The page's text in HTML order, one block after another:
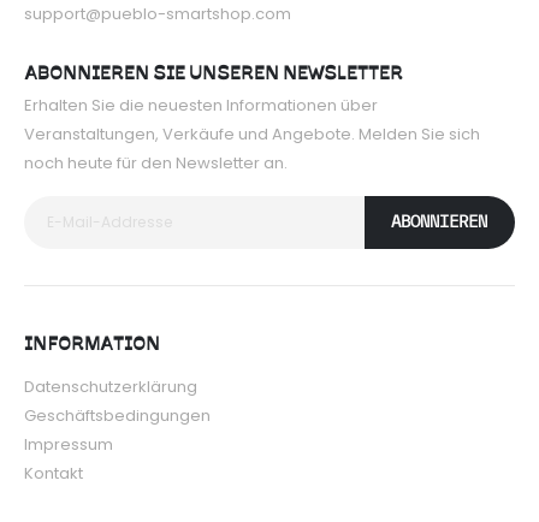
support@pueblo-smartshop.com
ABONNIEREN SIE UNSEREN NEWSLETTER
Erhalten Sie die neuesten Informationen über
Veranstaltungen, Verkäufe und Angebote. Melden Sie sich
noch heute für den Newsletter an.
ABONNIEREN
INFORMATION
Datenschutzerklärung
Geschäftsbedingungen
Impressum
Kontakt